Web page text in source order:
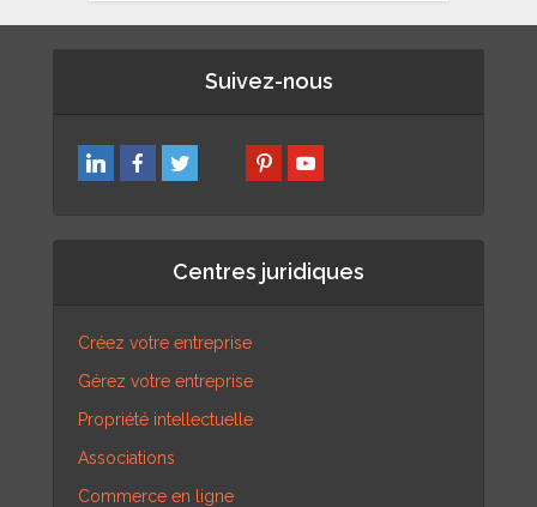
Suivez-nous
Centres juridiques
Créez votre entreprise
Gérez votre entreprise
Propriété intellectuelle
Associations
Commerce en ligne